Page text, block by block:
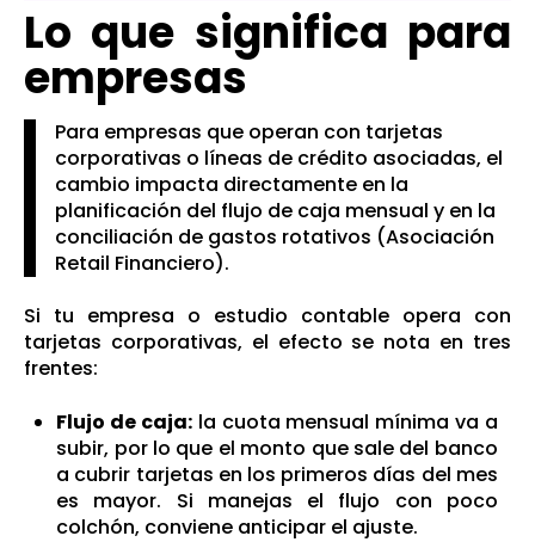
Lo que significa para
empresas
Para empresas que operan con tarjetas
corporativas o líneas de crédito asociadas, el
cambio impacta directamente en la
planificación del flujo de caja mensual y en la
conciliación de gastos rotativos (Asociación
Retail Financiero).
Si tu empresa o estudio contable opera con
tarjetas corporativas, el efecto se nota en tres
frentes:
Flujo de caja: la cuota mensual mínima va a
subir, por lo que el monto que sale del banco
a cubrir tarjetas en los primeros días del mes
es mayor. Si manejas el flujo con poco
colchón, conviene anticipar el ajuste.